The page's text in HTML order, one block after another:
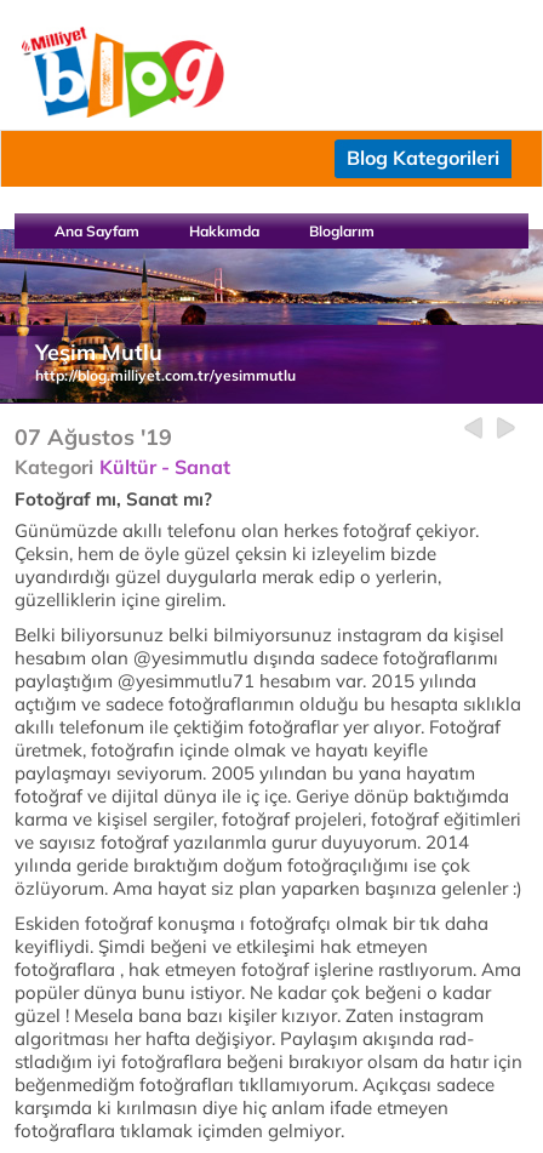
Blog Kategorileri
Ana Sayfam Hakkımda Bloglarım
Yeşim Mutlu
http://blog.milliyet.com.tr/yesimmutlu
07 Ağustos '19
Kategori Kültür - Sanat
Fotoğraf mı, Sanat mı?
Günümüzde akıllı telefonu olan herkes fotoğraf çekiyor.
Çeksin, hem de öyle güzel çeksin ki izleyelim bizde
uyandırdığı güzel duygularla merak edip o yerlerin,
güzelliklerin içine girelim.
Belki biliyorsunuz belki bilmiyorsunuz instagram da kişisel
hesabım olan @yesimmutlu dışında sadece fotoğraflarımı
paylaştığım @yesimmutlu71 hesabım var. 2015 yılında
açtığım ve sadece fotoğraflarımın olduğu bu hesapta sıklıkla
akıllı telefonum ile çektiğim fotoğraflar yer alıyor. Fotoğraf
üretmek, fotoğrafın içinde olmak ve hayatı keyifle
paylaşmayı seviyorum. 2005 yılından bu yana hayatım
fotoğraf ve dijital dünya ile iç içe. Geriye dönüp baktığımda
karma ve kişisel sergiler, fotoğraf projeleri, fotoğraf eğitimleri
ve sayısız fotoğraf yazılarımla gurur duyuyorum. 2014
yılında geride bıraktığım doğum fotoğraçılığımı ise çok
özlüyorum. Ama hayat siz plan yaparken başınıza gelenler :)
Eskiden fotoğraf konuşma ı fotoğrafçı olmak bir tık daha
keyifliydi. Şimdi beğeni ve etkileşimi hak etmeyen
fotoğraflara , hak etmeyen fotoğraf işlerine rastlıyorum. Ama
popüler dünya bunu istiyor. Ne kadar çok beğeni o kadar
güzel ! Mesela bana bazı kişiler kızıyor. Zaten instagram
algoritması her hafta değişiyor. Paylaşım akışında rad-
stladığım iyi fotoğraflara beğeni bırakıyor olsam da hatır için
beğenmediğm fotoğrafları tıkllamıyorum. Açıkçası sadece
karşımda ki kırılmasın diye hiç anlam ifade etmeyen
fotoğraflara tıklamak içimden gelmiyor.